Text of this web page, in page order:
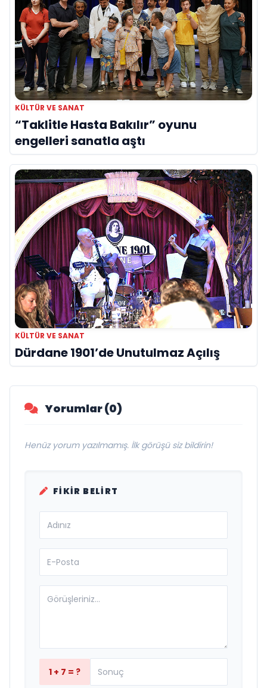
KÜLTÜR VE SANAT
“Taklitle Hasta Bakılır” oyunu
engelleri sanatla aştı
KÜLTÜR VE SANAT
Dürdane 1901’de Unutulmaz Açılış
Yorumlar (0)
Henüz yorum yazılmamış. İlk görüşü siz bildirin!
FIKIR BELIRT
1 + 7 = ?